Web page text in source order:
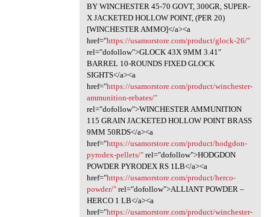
BY WINCHESTER 45-70 GOVT, 300GR, SUPER-
X JACKETED HOLLOW POINT, (PER 20)
[WINCHESTER AMMO]</a><a
href="https://usamorstore.com/product/glock-26/"
rel="dofollow">GLOCK 43X 9MM 3.41″
BARREL 10-ROUNDS FIXED GLOCK
SIGHTS</a><a
href="https://usamorstore.com/product/winchester-
ammunition-rebates/"
rel="dofollow">WINCHESTER AMMUNITION
115 GRAIN JACKETED HOLLOW POINT BRASS
9MM 50RDS</a><a
href="https://usamorstore.com/product/hodgdon-
pyrodex-pellets/"rel="dofollow">HODGDON
POWDER PYRODEX RS 1LB</a><a
href="https://usamorstore.com/product/herco-
powder/"rel="dofollow">ALLIANT POWDER –
HERCO 1 LB</a><a
href="https://usamorstore.com/product/winchester-